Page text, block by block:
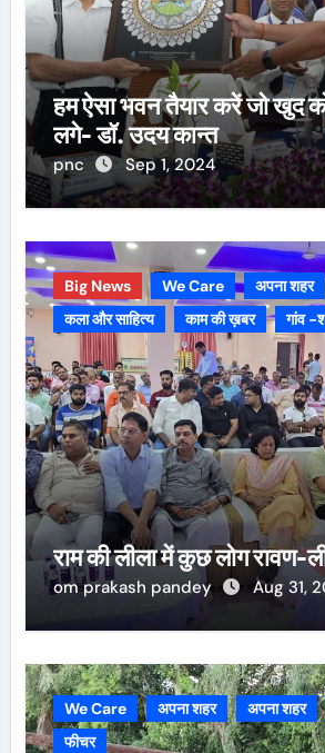
हम ऐसा भवन तैयार करें जो खुद
लगे- डॉ. उदय कान्त
pnc Sep 1, 2024
Big News We Care अपना शहर
कला और साहित्य
काम की ख़बर गांव -
राम की लीला में कुछ लोग रावण-
om prakash pandey Aug 31,
We Care अपना शहर अपना शहर
फीचर